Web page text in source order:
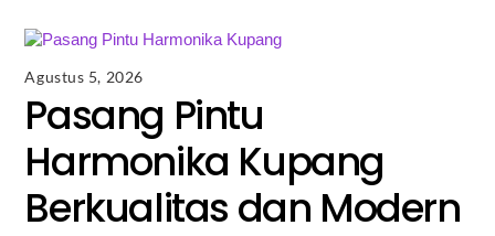
Agustus 5, 2026
Pasang Pintu
Harmonika Kupang
Berkualitas dan Modern